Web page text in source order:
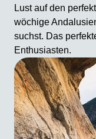
Lust auf den
wöchige
suchst. Das
Enthusiasten.